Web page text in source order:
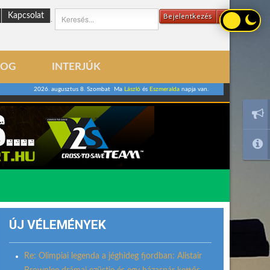
Bejelentkezés
Kapcsolat
INTERJÚK
2026. augusztus 8. Szombat Ma Lászlóés Eszmeraldanapja van.
ÚJ VÉLEMÉNYEK
Re: Olimpiai legenda a jéghideg fjordban: Alistair